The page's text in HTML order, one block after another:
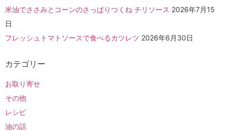
米油でささみとコーンのさっぱりつくね チリソース 2026年7月15
日
フレッシュトマトソースで食べるカツレツ 2026年6月30日
カテゴリー
お取り寄せ
その他
レシピ
油の話